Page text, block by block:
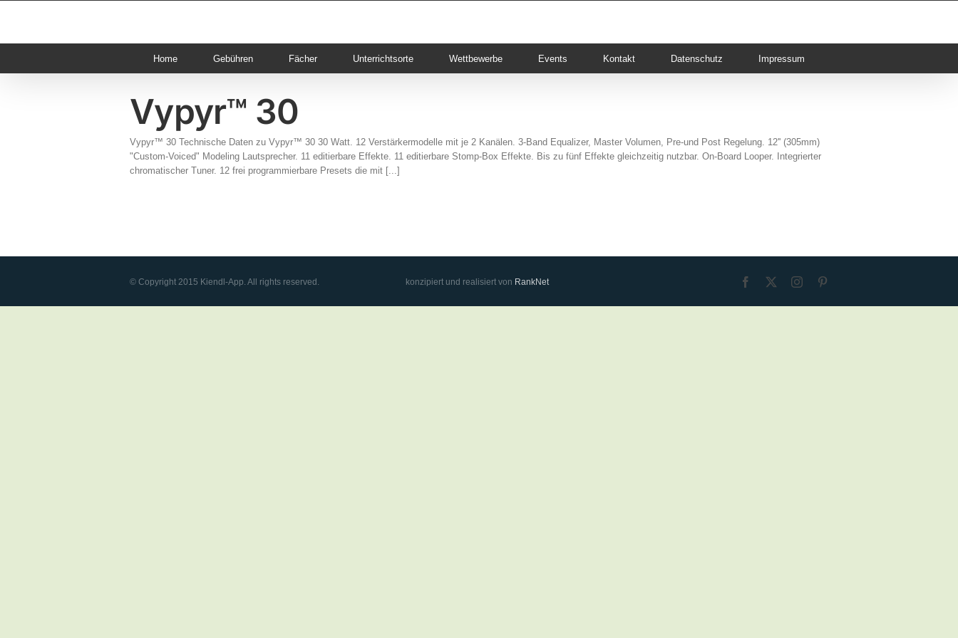
Home Gebühren Fächer Unterrichtsorte Wettbewerbe Events Kontakt Datenschutz Impressum
Vypyr™ 30
Vypyr™ 30 Technische Daten zu Vypyr™ 30 30 Watt. 12 Verstärkermodelle mit je 2 Kanälen. 3-Band Equalizer, Master Volumen, Pre-und Post Regelung. 12'' (305mm)
"Custom-Voiced" Modeling Lautsprecher. 11 editierbare Effekte. 11 editierbare Stomp-Box Effekte. Bis zu fünf Effekte gleichzeitig nutzbar. On-Board Looper. Integrierter
chromatischer Tuner. 12 frei programmierbare Presets die mit [...]
© Copyright 2015 Kiendl-App. All rights reserved. konzipiert und realisiert von RankNet Facebook Instagram